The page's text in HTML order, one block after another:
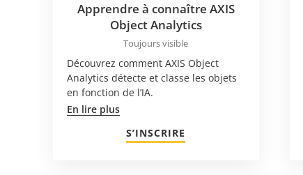
Apprendre à connaître AXIS
Object Analytics
Toujours visible
Découvrez comment AXIS Object
Analytics détecte et classe les objets
en fonction de l’IA.
En lire plus
S’INSCRIRE